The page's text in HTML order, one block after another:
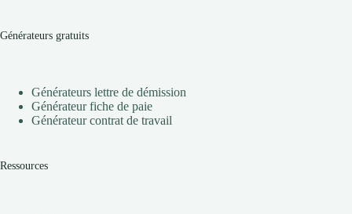
Générateurs gratuits
Générateurs lettre de démission
Générateur fiche de paie
Générateur contrat de travail
Ressources